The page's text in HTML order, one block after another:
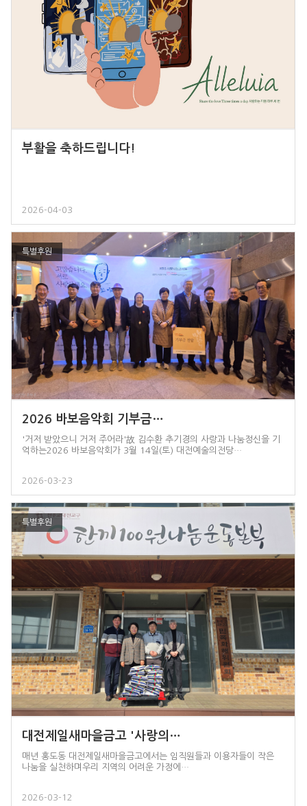
부활을 축하드립니다!
2026-04-03
특별후원
2026 바보음악회 기부금…
'거저 받았으니 거저 주어라'故 김수환 추기경의 사랑과 나눔정신을 기
억하는2026 바보음악회가 3월 14일(토) 대전예술의전당…
2026-03-23
특별후원
대전제일새마을금고 '사랑의…
매년 홍도동 대전제일새마을금고에서는 임직원들과 이용자들이 작은
나눔을 실천하며우리 지역의 어려운 가정에…
2026-03-12